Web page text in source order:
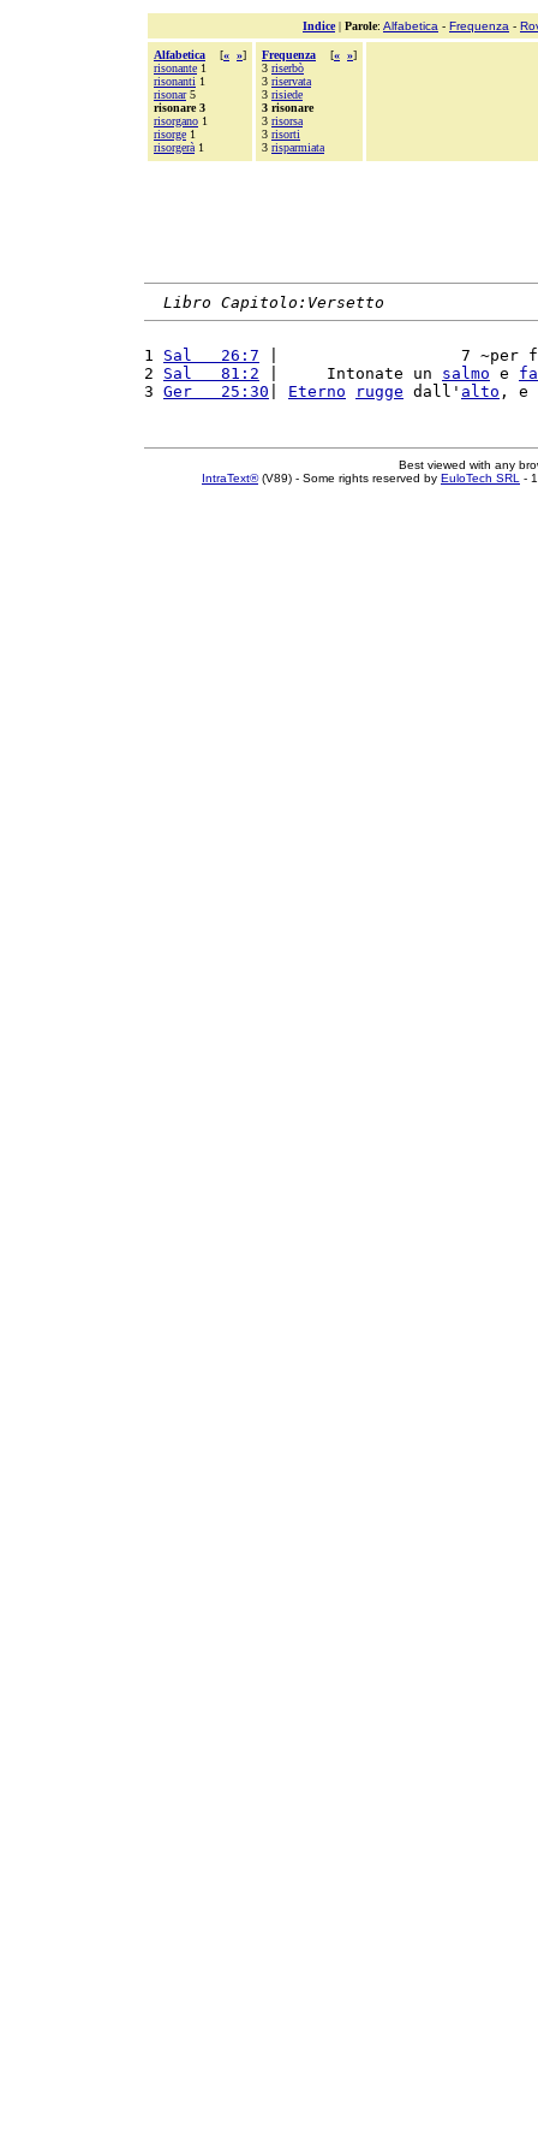
Indice| Parole: Alfabetica - Frequenza -
Alfabetica [« »]
risonante 1
risonanti 1
risonar5
risonare 3
risorgano 1
risorge 1
risorgerà 1
Frequenza [« »]
3 riserbò
3 riservata
3 risiede
3 risonare
3 risorsa
3 risorti
3 risparmiata
Libro Capitolo:Versetto
1 Sal   26:7 |                   7 ~per
2 Sal   81:2 |     Intonate un salmo e
3 Ger   25:30 Eterno rugge dall' alto ,
Best viewed with any
IntraText®(V89) - Some rights reserved by EuloTech SRL -